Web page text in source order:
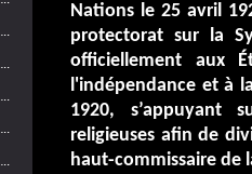
Nations le 25 avril
protectorat sur la
officiellement aux
l'indépendance et à
1920, s’appuyant
religieuses afin de
haut-commissaire de